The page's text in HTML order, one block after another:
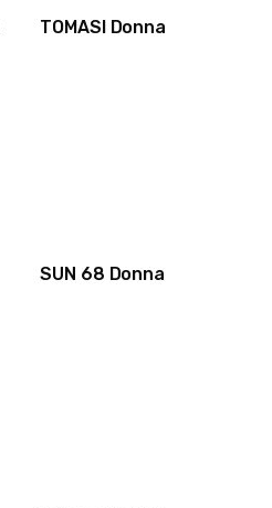
TOMASI Donna
SUN 68 Donna